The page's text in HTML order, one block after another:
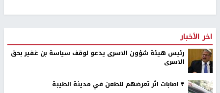
اخر الأخبار
رئيس هيئة شؤون الاسرى يدعو لوقف سياسة بن غفير بحق
الاسرى
٣ اصابات اثر تعرضهم للطعن في مدينة الطيبة